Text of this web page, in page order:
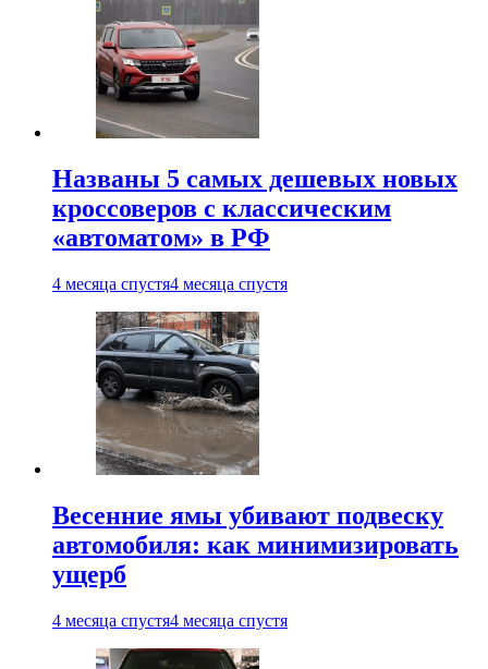
Названы 5 самых дешевых новых
кроссоверов с классическим
«автоматом» в РФ
4 месяца спустя4 месяца спустя
Весенние ямы убивают подвеску
автомобиля: как минимизировать
ущерб
4 месяца спустя4 месяца спустя